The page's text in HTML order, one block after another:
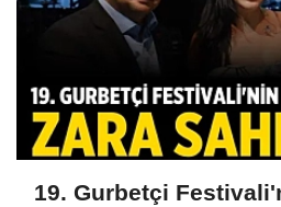
19. Gurbetçi